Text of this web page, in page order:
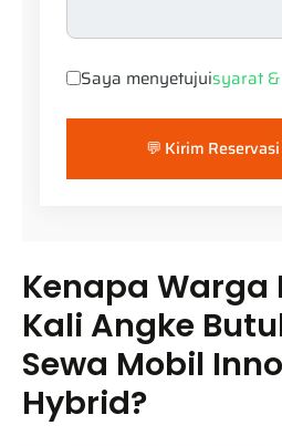
Saya menyetujuisyarat
💬 Kirim
Kenapa Warga
Kali Angke
Sewa Mobil
Hybrid?